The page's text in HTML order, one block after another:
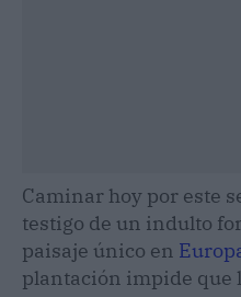
Caminar hoy por este
testigo de un indulto
paisaje único en
plantación impide que